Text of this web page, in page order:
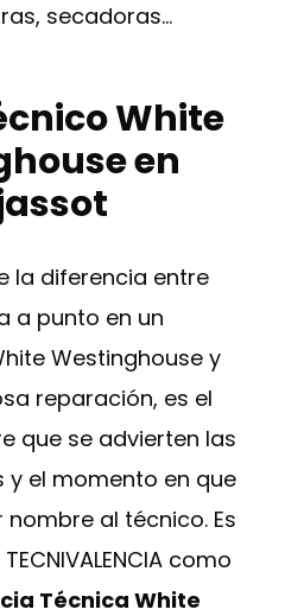
secadoras…
White
en
la diferencia entre
a punto en un
Westinghouse y
reparación, es el
que se advierten las
el momento en que
al técnico. Es
como
Técnica White